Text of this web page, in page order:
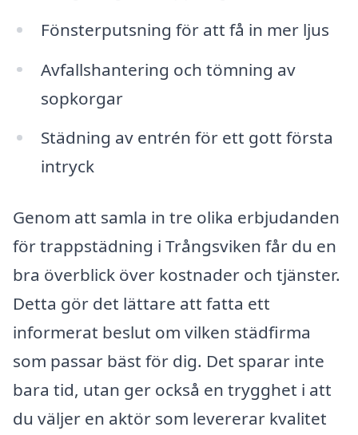
Fönsterputsning för att få in mer ljus
Avfallshantering och tömning av
sopkorgar
Städning av entrén för ett gott första
intryck
Genom att samla in tre olika erbjudanden
för trappstädning i Trångsviken får du en
bra överblick över kostnader och tjänster.
Detta gör det lättare att fatta ett
informerat beslut om vilken städfirma
som passar bäst för dig. Det sparar inte
bara tid, utan ger också en trygghet i att
du väljer en aktör som levererar kvalitet